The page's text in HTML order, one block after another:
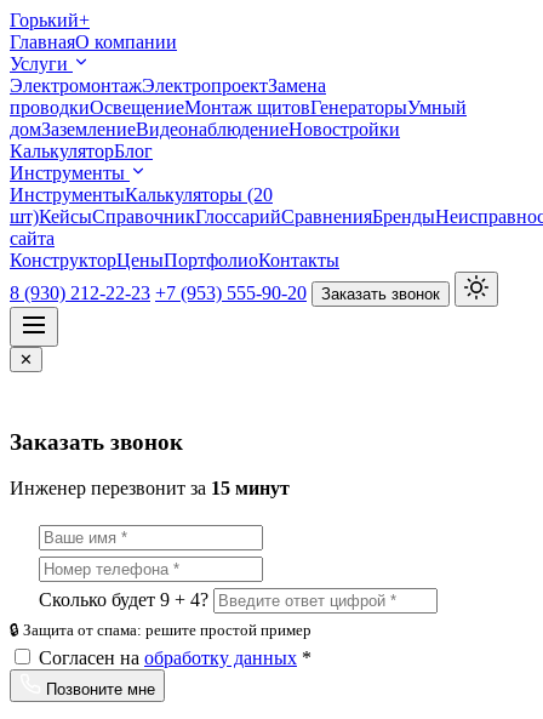
Горький+
ГлавнаяО компании
Услуги
ЭлектромонтажЭлектропроектЗамена
проводкиОсвещениеМонтаж щитовГенераторыУмный
домЗаземлениеВидеонаблюдениеНовостройки
КалькуляторБлог
Инструменты
ИнструментыКалькуляторы (20
шт)КейсыСправочникГлоссарийСравненияБренды
сайта
КонструкторЦеныПортфолиоКонтакты
8 (930) 212-22-23 +7 (953) 555-90-20 Заказать звонок
✕
Заказать звонок
Инженер перезвонит за 15 минут
Сколько будет 9 + 4?
🔒 Защита от спама: решите простой пример
Согласен на обработку данных *
Позвоните мне